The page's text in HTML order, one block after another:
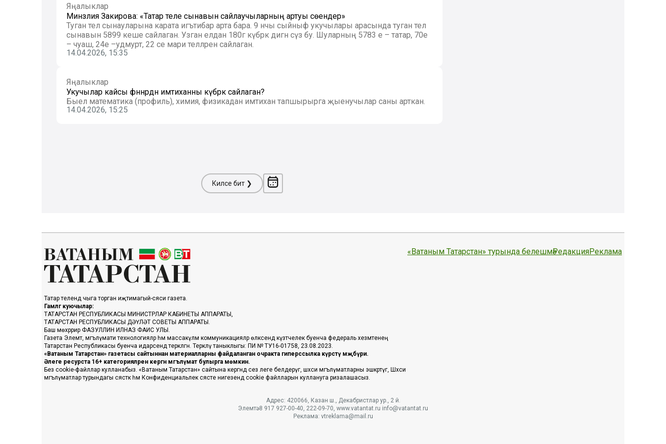
Яңалыклар
Минзәлия Закирова: «Татар теле сынавын сайлаучыларның артуы сөендерә»
Туган тел сынауларына карата игътибар арта бара. 9 нчы сыйныф укучылары арасында туган тел
сынавын 5899 кеше сайлаган. Узган елдан 180гә күбрәк дигән сүз бу. Шуларның 5783 е – татар, 70е
– чуаш, 24е –удмурт, 22 се мари телләрен сайлаган.
14.04.2026, 15:35
Яңалыклар
Укучылар кайсы фәннәрдән имтиханны күбрәк сайлаган?
Быел математика (профиль), химия, физикадан имтихан тапшырырга җыенучылар саны арткан.
14.04.2026, 15:25
Киләсе бит ❯
Татар телендә чыга торган иҗтимагый-сәяси газета.
Гамәлгә куючылар:
ТАТАРСТАН РЕСПУБЛИКАСЫ МИНИСТРЛАР КАБИНЕТЫ АППАРАТЫ,
ТАТАРСТАН РЕСПУБЛИКАСЫ ДӘҮЛӘТ СОВЕТЫ АППАРАТЫ.
Баш мөхәррир ФАЗУЛЛИН ИЛНАЗ ФАИС УЛЫ.
Газета Элемтә, мәгълүмати технологияләр һәм массакүләм коммуникацияләр өлкәсендә күзәтчелек буенча федераль хезмәтенең
Татарстан Республикасы буенча идарәсендә теркәлгән. Теркәлү таныклыгы: ПИ № ТУ16-01758, 23.08.2023.
«Ватаным Татарстан» газетасы сайтыннан материалларны файдаланган очракта гиперссылка күрсәтү мәҗбүри.
Әлеге ресурста 16+ категорияләренә кергән мәгълүмат булырга мөмкин.
Без cookie-файллар кулланабыз. «Ватаным Татарстан» сайтына кергәндә сез әлеге белдерүгә, шәхси мәгълүматларны эшкәртүгә, Шәхси
мәгълүматлар турындагы сәясәткә һәм Конфиденциальлек сәясәте нигезендә cookie файлларын куллануга ризалашасыз.
«Ватаным Татарстан» турында белешмәРедакцияРеклама
Адрес: 420066, Казан ш., Декабристлар ур., 2 й.
Элемтә: 8 917 927-00-40, 222-09-70, www.vatantat.ru info@vatantat.ru
Реклама: vtreklama@mail.ru